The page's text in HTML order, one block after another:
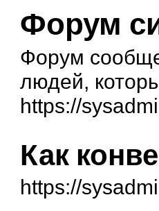
Форум
Форум
людей,
https://
Как
https://